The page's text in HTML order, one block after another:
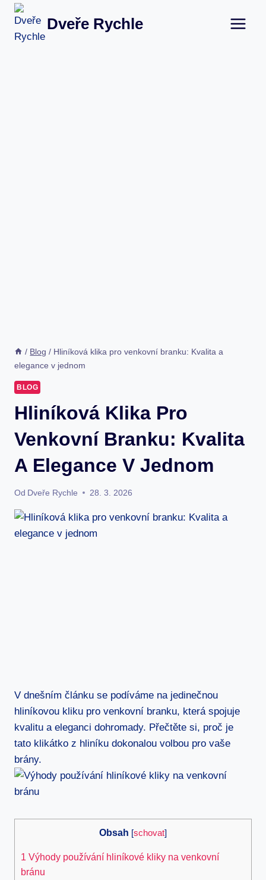
Přeskočit
obsah
Dveře Rychle
/ Blog / Hliníková klika pro venkovní branku: Kvalita a
elegance v jednom
BLOG
Hliníková Klika Pro
Venkovní Branku: Kvalita
A Elegance V Jednom
Od Dveře Rychle 28. 3. 2026
V dnešním ⁤článku se podíváme na jedinečnou
hliníkovou kliku pro venkovní branku,‍ která spojuje
‍kvalitu a eleganci dohromady. Přečtěte si, proč je
‌tato klikátko z hliníku dokonalou volbou pro vaše
brány.
Obsah [schovat]
1 Výhody​ používání‍ hliníkové kliky na venkovní
bránu